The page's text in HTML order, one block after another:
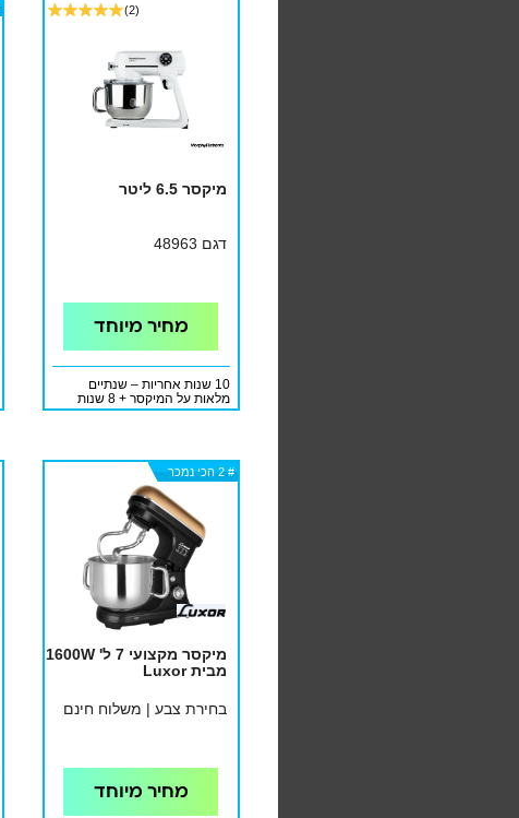
(2)
מיקסר 6.5 ליטר
דגם 48963
מחיר מיוחד
10 שנות אחריות – שנתיים
מלאות על המיקסר + 8 שנות
אחריות למנוע
# 2 הכי נמכר
# 2 הכי נמכר
# 2 הכי נמכר
מיקסר מקצועי 7 ל' 1600W
מבית Luxor
בחירת צבע | משלוח חינם
מחיר מיוחד